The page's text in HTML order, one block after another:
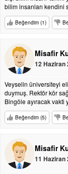
bilim insanları kendini
Beğendim (1)
Misafir
12 Haziran
Veyselin üniversiteyi
duymuş. Rektör kör
Bingöle ayıracak vakti
Beğendim (5)
Misafir
11 Haziran